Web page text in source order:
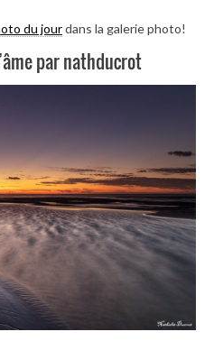
du jourdans la galerie photo!
par nathducrot